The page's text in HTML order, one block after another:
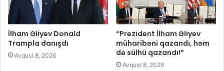
İlham Əliyev Donald
Trampla danışdı
Avqust 8, 2026
“Prezident İlham Əliyev
müharibəni qazandı, həm
də sülhü qazandı!”
Avqust 8, 2026